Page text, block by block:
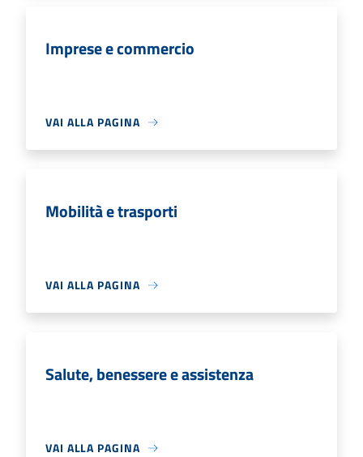
Imprese e commercio
VAI ALLA PAGINA
Mobilità e trasporti
VAI ALLA PAGINA
Salute, benessere e assistenza
VAI ALLA PAGINA